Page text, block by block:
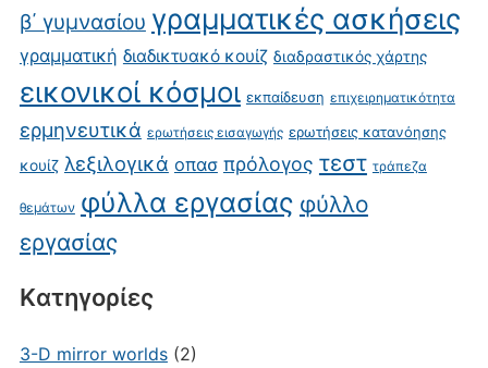
β΄ γυμνασίου γραμματικές ασκήσεις
γραμματική διαδικτυακό κουίζ διαδραστικός χάρτης
εικονικοί κόσμοι εκπαίδευση επιχειρηματικότητα
ερμηνευτικά ερωτήσεις εισαγωγής ερωτήσεις κατανόησης
κουίζ λεξιλογικά οπασ πρόλογος τεστ τράπεζα
θεμάτων φύλλα εργασίας φύλλο
εργασίας
Kατηγορίες
3-D mirror worlds(2)